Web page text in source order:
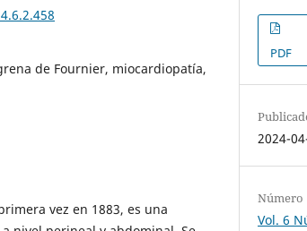
de Fournier, miocardiopatía,
vez en 1883, es una
PDF
2024-
Número
Vol. 6